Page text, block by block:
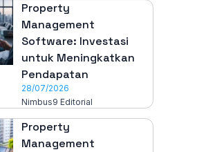
Property
Management
Software: Investasi
untuk Meningkatkan
Pendapatan
28/07/2026
Nimbus9 Editorial
Property
Management